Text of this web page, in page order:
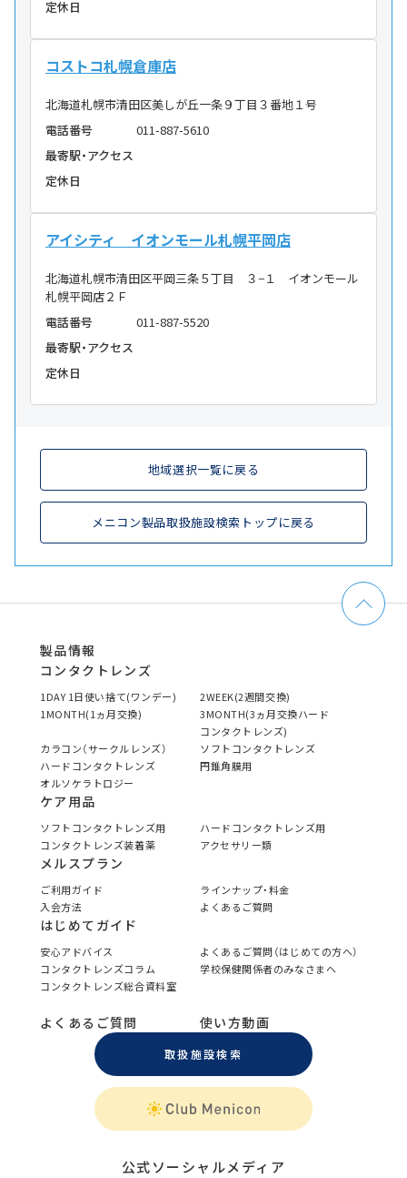
定休日
コストコ札幌倉庫店
北海道札幌市清田区美しが丘一条９丁目３番地１号
電話番号
011-887-5610
最寄駅・アクセス
定休日
アイシティ イオンモール札幌平岡店
北海道札幌市清田区平岡三条５丁目 ３−１ イオンモール
札幌平岡店２Ｆ
電話番号
011-887-5520
最寄駅・アクセス
定休日
地域選択一覧に戻る
メニコン製品取扱施設検索トップに戻る
製品情報
コンタクトレンズ
1DAY 1日使い捨て(ワンデー)
2WEEK(2週間交換)
1MONTH(1ヵ月交換)
3MONTH(3ヵ月交換ハード
コンタクトレンズ)
カラコン（サークルレンズ）
ソフトコンタクトレンズ
ハードコンタクトレンズ
円錐角膜用
オルソケラトロジー
ケア用品
ソフトコンタクトレンズ用
ハードコンタクトレンズ用
コンタクトレンズ装着薬
アクセサリー類
メルスプラン
ご利用ガイド
ラインナップ・料金
入会方法
よくあるご質問
はじめてガイド
安心アドバイス
よくあるご質問（はじめての方へ）
コンタクトレンズコラム
学校保健関係者のみなさまへ
コンタクトレンズ総合資料室
よくあるご質問 使い方動画
取扱施設検索
公式ソーシャルメディア